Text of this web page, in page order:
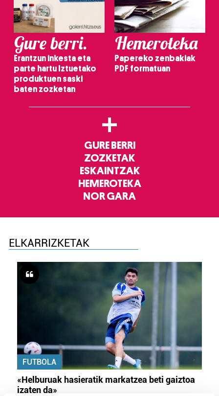
Gure berri.
Erantzun inkesta eta
parte hartu Iztuetako
produktuen saski
baten zozketan
Hemeroteka
Papereko zenbakiak
PDF formatuan
+
GURE BERRI
ZOZKETAK
ESKAINTZAK
HEMEROTEKA
NOR GARA
ELKARRIZKETAK
FUTBOLA
«Helburuak hasieratik markatzea beti gaiztoa
izaten da»